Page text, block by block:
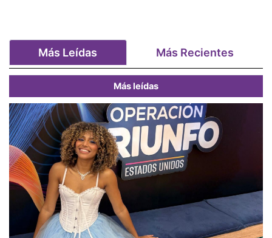
Más Leídas Más Recientes
Más leídas